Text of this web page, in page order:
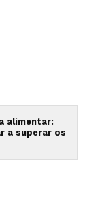
alimentar:
a superar os